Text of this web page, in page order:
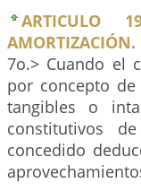
ARTICULO
AMORTIZACIÓN.
7o.> Cuando el
por concepto
tangibles o
constitutivos
concedido